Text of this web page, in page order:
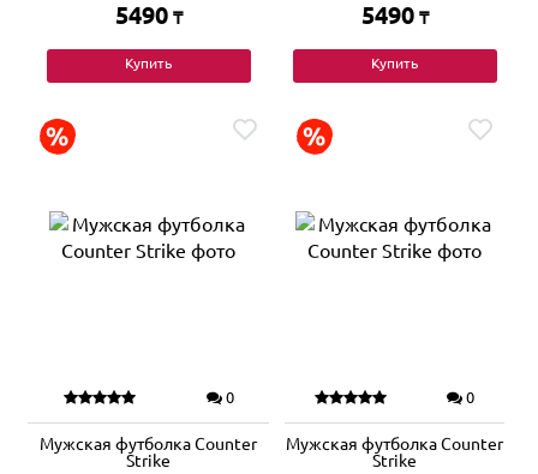
5490 ₸
Купить
5490 ₸
Купить
0
Мужская футболка Counter
Strike
0
Мужская футболка Counter
Strike